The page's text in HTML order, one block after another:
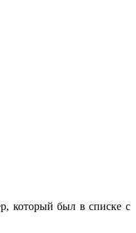
который был в списке с